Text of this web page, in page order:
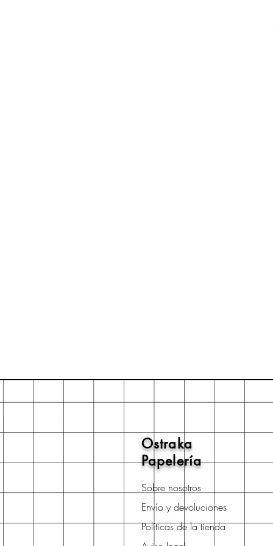
Ostraka
Papelería
Sobre nosotros
Envío y devoluciones
Políticas de la tienda